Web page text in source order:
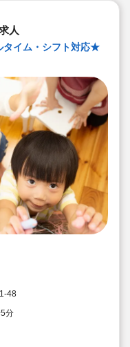
人
タイム・シフト対応★
48
分